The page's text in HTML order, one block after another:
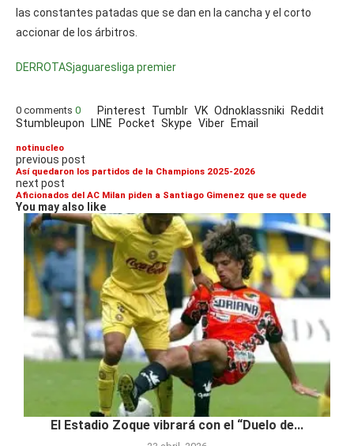
las constantes patadas que se dan en la cancha y el corto
accionar de los árbitros.
DERROTASjaguares liga premier
0 comments 0 Pinterest Tumblr VK Odnoklassniki
Reddit
Stumbleupon
LINE Pocket Skype Viber Email
notinucleo
previous post
Así quedaron los partidos de la Champions 2025-2026
next post
Aficionados del AC Milan piden a Santiago Gimenez que se quede
You may also like
El Estadio Zoque vibrará con el “Duelo de...